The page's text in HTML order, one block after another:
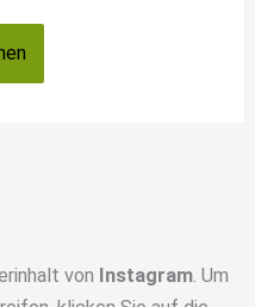
von Instagram . Um